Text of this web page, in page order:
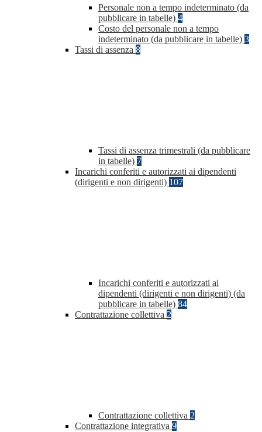
Personale non a tempo indeterminato (da
pubblicare in tabelle) 4
Costo del personale non a tempo
indeterminato (da pubblicare in tabelle) 3
Tassi di assenza 8
Tassi di assenza trimestrali (da pubblicare
in tabelle) 7
Incarichi conferiti e autorizzati ai dipendenti
(dirigenti e non dirigenti) 107
Incarichi conferiti e autorizzati ai
dipendenti (dirigenti e non dirigenti) (da
pubblicare in tabelle) 84
Contrattazione collettiva 2
Contrattazione collettiva 2
Contrattazione integrativa 9